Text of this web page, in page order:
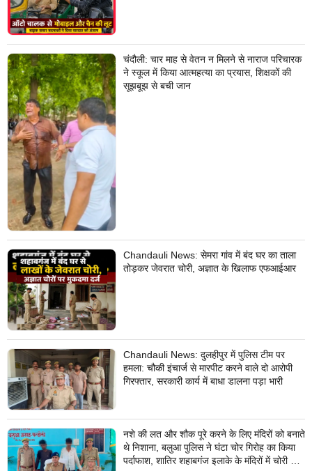
चंदौली: चार माह से वेतन न मिलने से नाराज परिचारक
ने स्कूल में किया आत्महत्या का प्रयास, शिक्षकों की
सूझबूझ से बची जान
Chandauli News: सेमरा गांव में बंद घर का ताला
तोड़कर जेवरात चोरी, अज्ञात के खिलाफ एफआईआर
Chandauli News: दुलहीपुर में पुलिस टीम पर
हमला: चौकी इंचार्ज से मारपीट करने वाले दो आरोपी
गिरफ्तार, सरकारी कार्य में बाधा डालना पड़ा भारी
नशे की लत और शौक पूरे करने के लिए मंदिरों को बनाते
थे निशाना, बलुआ पुलिस ने घंटा चोर गिरोह का किया
पर्दाफाश, शातिर शहाबगंज इलाके के मंदिरों में चोरी की